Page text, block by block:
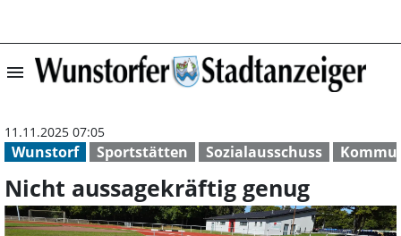
menu Nicht
Wunstorf Sportstätten Sozialausschuss
11.11.2025 07:05
Nicht aussagekräftig genug